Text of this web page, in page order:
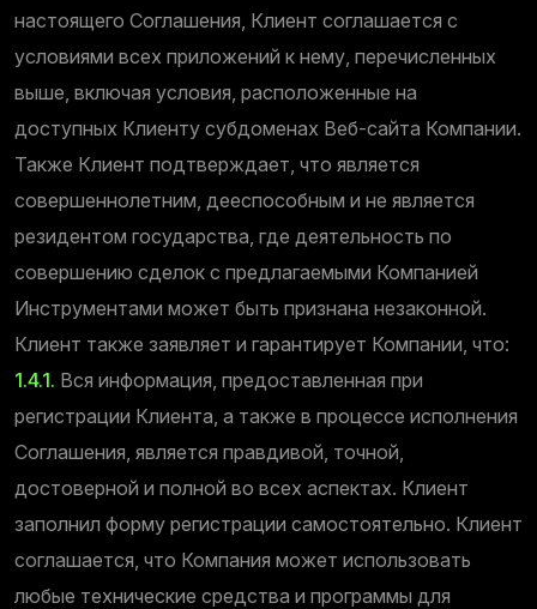
настоящего Соглашения, Клиент соглашается с
условиями всех приложений к нему, перечисленных
выше, включая условия, расположенные на
доступных Клиенту субдоменах Веб-сайта Компании.
Также Клиент подтверждает, что является
совершеннолетним, дееспособным и не является
резидентом государства, где деятельность по
совершению сделок с предлагаемыми Компанией
Инструментами может быть признана незаконной.
Клиент также заявляет и гарантирует Компании, что:
1.4.1. Вся информация, предоставленная при
регистрации Клиента, а также в процессе исполнения
Соглашения, является правдивой, точной,
достоверной и полной во всех аспектах. Клиент
заполнил форму регистрации самостоятельно. Клиент
соглашается, что Компания может использовать
любые технические средства и программы для